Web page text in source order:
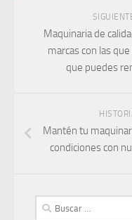
Maquinaria de
marcas con las
que puedes
Mantén tu
condiciones con
Buscar: